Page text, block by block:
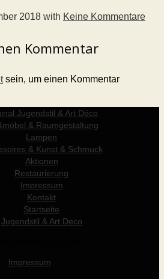
2018 with Keine Kommentare
Kommentar
sein, um einen Kommentar
Jugendstil & Art Déco
& Raumgestaltung
Lampen
& Kunst & Schmuck
Aktionen
Restaurierung
Impressum
Kontakt
Startseite
Jugendstil & Art Deco
Impressum